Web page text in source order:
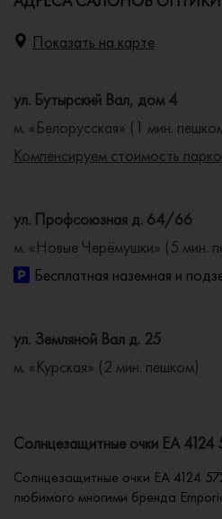
Показать на карте
ул. Бутырский Вал, дом 4
м. «Белорусская» (1 мин.
Компенсируем стоимость
ул. Профсоюзная д. 64/66
м. «Новые Черёмушки» (5 мин.
Бесплатная наземная и
ул. Земляной Вал д. 25
м. «Курская» (2 мин. пешком)
Солнцезащитные очки EA
Солнцезащитные очки EA 4124
любимого многими бренда